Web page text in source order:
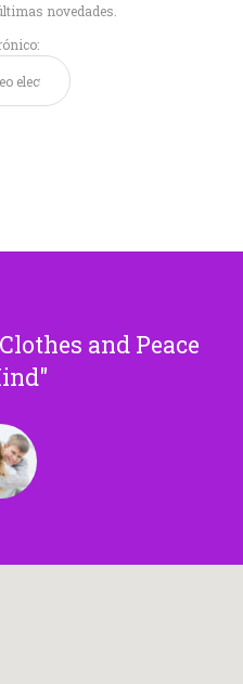
novedades.
and Peace